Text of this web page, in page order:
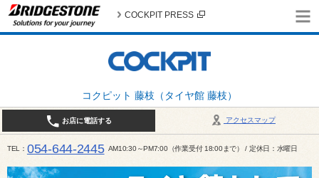
コクピット 藤枝（タイヤ館 藤枝）
COCKPIT PRESS
アクセスマップ
お店に電話する
TEL 054-644-2445 AM10:30～PM7:00（作業受付 18:00まで） / 定休日：水曜日